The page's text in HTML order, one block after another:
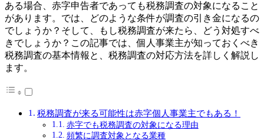
ある場合、赤字申告者であっても税務調査の対象になること
があります。では、どのような条件が調査の引き金になるの
でしょうか？そして、もし税務調査が来たら、どう対処すべ
きでしょうか？この記事では、個人事業主が知っておくべき
税務調査の基本情報と、税務調査の対応方法を詳しく解説し
ます。
税務調査が来る可能性は赤字個人事業主でもある！
赤字でも税務調査の対象になる理由
頻繁に調査対象となる業種